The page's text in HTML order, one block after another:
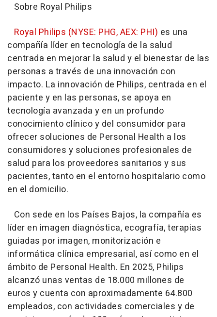
Sobre Royal Philips
Royal Philips (NYSE: PHG, AEX: PHI) es una
compañía líder en tecnología de la salud
centrada en mejorar la salud y el bienestar de las
personas a través de una innovación con
impacto. La innovación de Philips, centrada en el
paciente y en las personas, se apoya en
tecnología avanzada y en un profundo
conocimiento clínico y del consumidor para
ofrecer soluciones de Personal Health a los
consumidores y soluciones profesionales de
salud para los proveedores sanitarios y sus
pacientes, tanto en el entorno hospitalario como
en el domicilio.
Con sede en los Países Bajos, la compañía es
líder en imagen diagnóstica, ecografía, terapias
guiadas por imagen, monitorización e
informática clínica empresarial, así como en el
ámbito de Personal Health. En 2025, Philips
alcanzó unas ventas de 18.000 millones de
euros y cuenta con aproximadamente 64.800
empleados, con actividades comerciales y de